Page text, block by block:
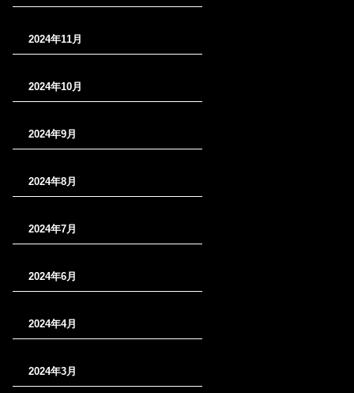
2024年11月
2024年10月
2024年9月
2024年8月
2024年7月
2024年6月
2024年4月
2024年3月